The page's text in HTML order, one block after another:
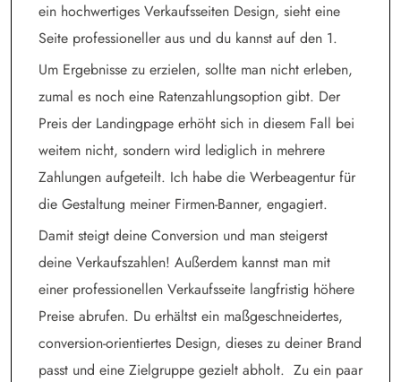
ein hochwertiges Verkaufsseiten Design, sieht eine
Seite professioneller aus und du kannst auf den 1.
Um Ergebnisse zu erzielen, sollte man nicht erleben,
zumal es noch eine Ratenzahlungsoption gibt. Der
Preis der Landingpage erhöht sich in diesem Fall bei
weitem nicht, sondern wird lediglich in mehrere
Zahlungen aufgeteilt. Ich habe die Werbeagentur für
die Gestaltung meiner Firmen-Banner, engagiert.
Damit steigt deine Conversion und man steigerst
deine Verkaufszahlen! Außerdem kannst man mit
einer professionellen Verkaufsseite langfristig höhere
Preise abrufen. Du erhältst ein maßgeschneidertes,
conversion-orientiertes Design, dieses zu deiner Brand
passt und eine Zielgruppe gezielt abholt. Zu ein paar